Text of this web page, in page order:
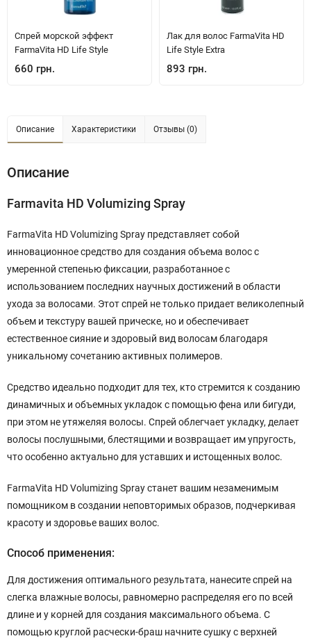
Спрей морской эффект
FarmaVita HD Life Style
660 грн.
Лак для волос FarmaVita HD
Life Style Extra
893 грн.
Описание Характеристики Отзывы (0)
Описание
Farmavita HD Volumizing Spray
FarmaVita HD Volumizing Spray представляет собой
инновационное средство для создания объема волос с
умеренной степенью фиксации, разработанное с
использованием последних научных достижений в области
ухода за волосами. Этот спрей не только придает великолепный
объем и текстуру вашей прическе, но и обеспечивает
естественное сияние и здоровый вид волосам благодаря
уникальному сочетанию активных полимеров.
Средство идеально подходит для тех, кто стремится к созданию
динамичных и объемных укладок с помощью фена или бигуди,
при этом не утяжеляя волосы. Спрей облегчает укладку, делает
волосы послушными, блестящими и возвращает им упругость,
что особенно актуально для уставших и истощенных волос.
FarmaVita HD Volumizing Spray станет вашим незаменимым
помощником в создании неповторимых образов, подчеркивая
красоту и здоровье ваших волос.
Способ применения:
Для достижения оптимального результата, нанесите спрей на
слегка влажные волосы, равномерно распределяя его по всей
длине и у корней для создания максимального объема. С
помощью круглой расчески-браш начните сушку с верхней